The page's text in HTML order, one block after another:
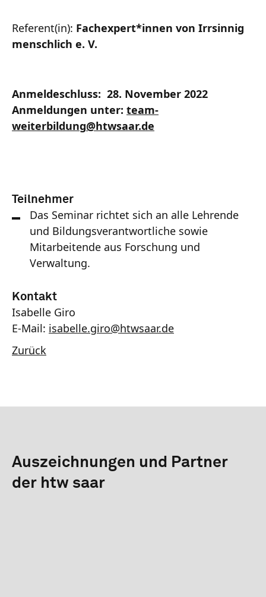
Referent(in): Fachexpert*innen von Irrsinnig
menschlich e. V.
Anmeldeschluss: 28. November 2022
Anmeldungen unter: team-
weiterbildung@htwsaar.de
Teilnehmer
Das Seminar richtet sich an alle Lehrende
und Bildungsverantwortliche sowie
Mitarbeitende aus Forschung und
Verwaltung.
Kontakt
Isabelle Giro
E-Mail: isabelle.giro@htwsaar.de
Zurück
Auszeichnungen und Partner
der htw saar